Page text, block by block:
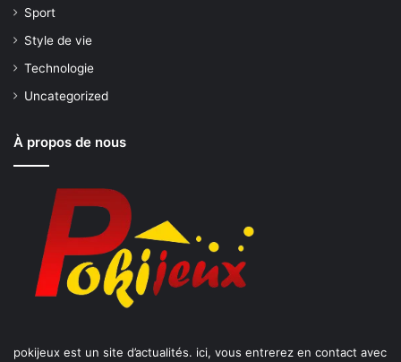
Sport
Style de vie
Technologie
Uncategorized
À propos de nous
pokijeux est un site d’actualités. ici, vous entrerez en contact avec